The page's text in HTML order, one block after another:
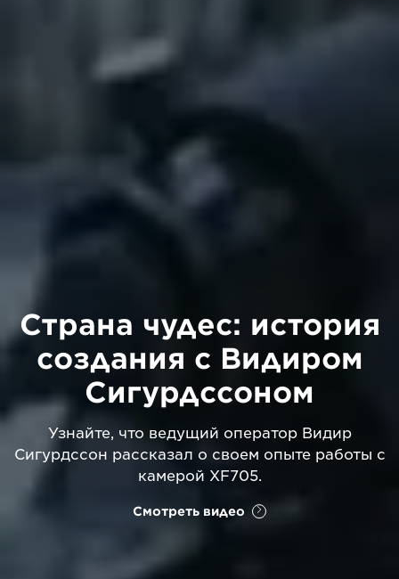
Страна чудес: история
создания с Видиром
Сигурдссоном
Узнайте, что ведущий оператор Видир
Сигурдссон рассказал о своем опыте работы с
камерой XF705.
Смотреть видео